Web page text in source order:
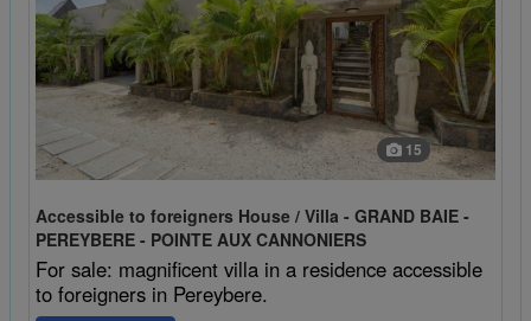
15
Accessible to foreigners House / Villa - GRAND BAIE -
PEREYBERE - POINTE AUX CANNONIERS
For sale: magnificent villa in a residence accessible
to foreigners in Pereybere.